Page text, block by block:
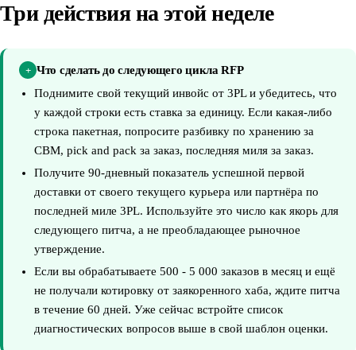
Три действия на этой неделе
+ Что сделать до следующего цикла RFP
Поднимите свой текущий инвойс от 3PL и убедитесь, что
у каждой строки есть ставка за единицу. Если какая-либо
строка пакетная, попросите разбивку по хранению за
CBM, pick and pack за заказ, последняя миля за заказ.
Получите 90-дневный показатель успешной первой
доставки от своего текущего курьера или партнёра по
последней миле 3PL. Используйте это число как якорь для
следующего питча, а не преобладающее рыночное
утверждение.
Если вы обрабатываете 500 - 5 000 заказов в месяц и ещё
не получали котировку от заякоренного хаба, ждите питча
в течение 60 дней. Уже сейчас встройте список
диагностических вопросов выше в свой шаблон оценки.